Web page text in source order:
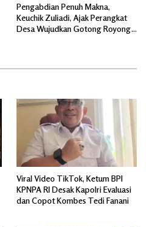
Pengabdian Penuh Makna,
Keuchik Zuliadi, Ajak Perangkat
Desa Wujudkan Gotong Royong,
Viral Video TikTok, Ketum BPI
KPNPA RI Desak Kapolri Evaluasi
dan Copot Kombes Tedi Fanani